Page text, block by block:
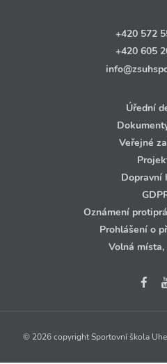
+420 572
+420 605
Úřední
Veřejné
Dopravní
Oznámení
Prohlášení o
Volná
© 2026 copyright Sportovní škola